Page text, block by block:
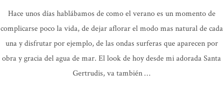
Hace unos días hablábamos de como el verano es un momento de
complicarse poco la vida, de dejar aflorar el modo mas natural de cada
una y disfrutar por ejemplo, de las ondas surferas que aparecen por
obra y gracia del agua de mar. El look de hoy desde mi adorada Santa
Gertrudis, va también …